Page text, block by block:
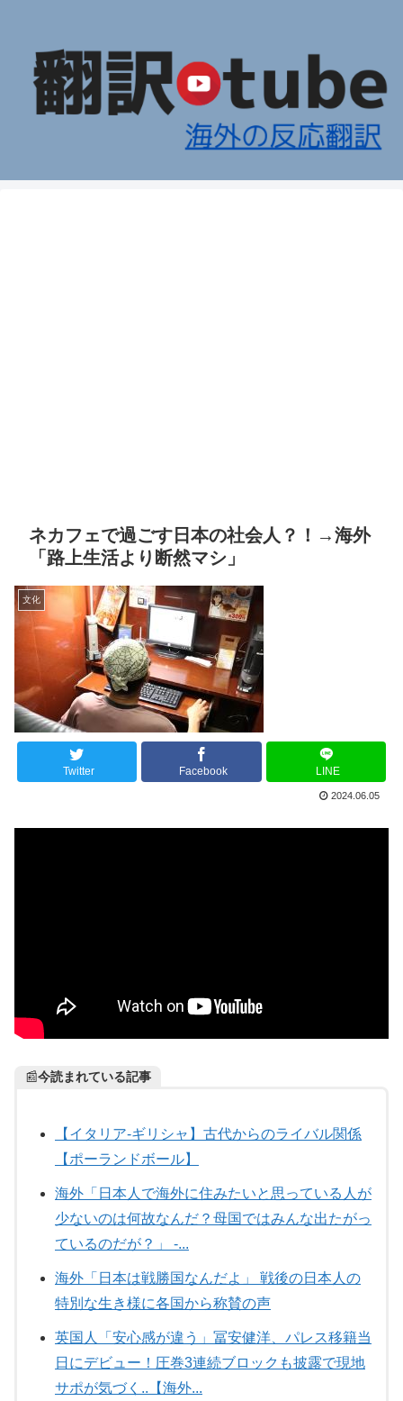
ネカフェで過ごす日本の社会人？！→海外
「路上生活より断然マシ」
文化
Twitter Facebook LINE
2024.06.05
📰今読まれている記事
【イタリア-ギリシャ】古代からのライバル関係
【ポーランドボール】
海外「日本人で海外に住みたいと思っている人が
少ないのは何故なんだ？母国ではみんな出たがっ
ているのだが？」 -...
海外「日本は戦勝国なんだよ」 戦後の日本人の
特別な生き様に各国から称賛の声
英国人「安心感が違う」冨安健洋、パレス移籍当
日にデビュー！圧巻3連続ブロックも披露で現地
サポが気づく..【海外...